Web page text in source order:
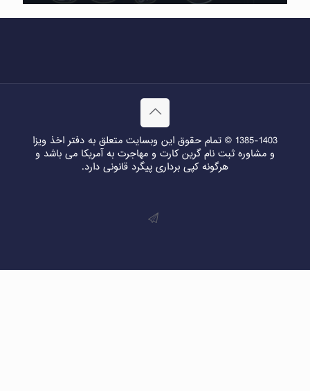
1385-1403 © تمام حقوق این وبسایت متعلق به دفتر اخذ ویزا
و مشاوره ثبت نام گرین کارت و مهاجرت به آمریکا می باشد و
هرگونه کپی برداری پیگرد قانونی دارد.